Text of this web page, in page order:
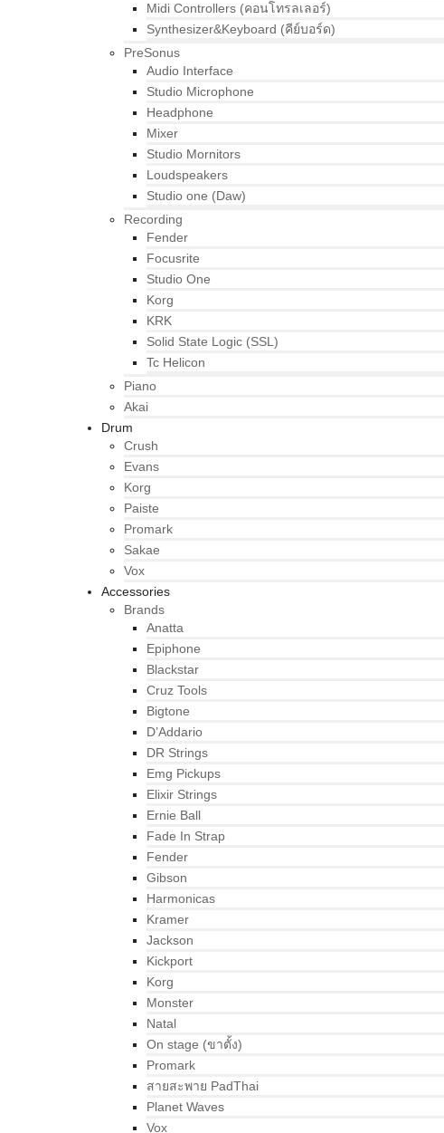
Midi Controllers (คอนโทรลเลอร์)
Synthesizer&Keyboard (คีย์บอร์ด)
PreSonus
Audio Interface
Studio Microphone
Headphone
Mixer
Studio Mornitors
Loudspeakers
Studio one (Daw)
Recording
Fender
Focusrite
Studio One
Korg
KRK
Solid State Logic (SSL)
Tc Helicon
Piano
Akai
Drum
Crush
Evans
Korg
Paiste
Promark
Sakae
Vox
Accessories
Brands
Anatta
Epiphone
Blackstar
Cruz Tools
Bigtone
D’Addario
DR Strings
Emg Pickups
Elixir Strings
Ernie Ball
Fade In Strap
Fender
Gibson
Harmonicas
Kramer
Jackson
Kickport
Korg
Monster
Natal
On stage (ขาตั้ง)
Promark
สายสะพาย PadThai
Planet Waves
Vox